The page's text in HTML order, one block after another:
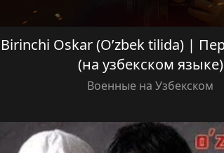
Birinchi Oskar (O’zbek tilida) |
(на узбекском языке)
Военные на Узбекском